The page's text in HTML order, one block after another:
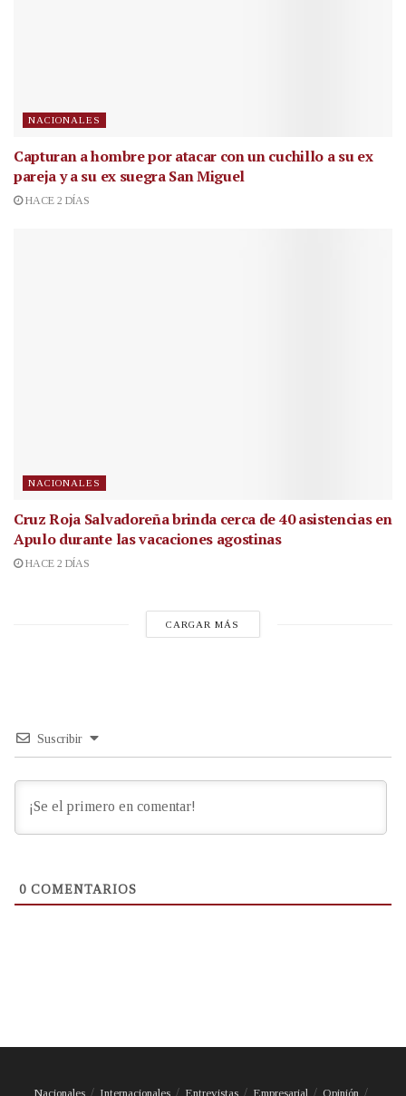
NACIONALES
Capturan a hombre por atacar con un cuchillo a su ex
pareja y a su ex suegra San Miguel
HACE 2 DÍAS
NACIONALES
Cruz Roja Salvadoreña brinda cerca de 40 asistencias en
Apulo durante las vacaciones agostinas
HACE 2 DÍAS
CARGAR MÁS
Suscribir
0 COMENTARIOS
Nacionales Internacionales Entrevistas Empresarial Opinión